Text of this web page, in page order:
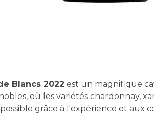
Blancs 2022 est un magnifique
où les variétés chardonnay,
grâce à l'expérience et aux